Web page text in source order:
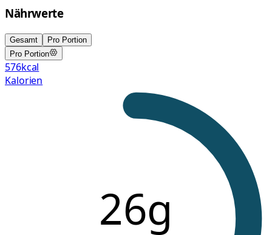
Nährwerte
Gesamt
Pro Portion
Pro Portion
576kcal
Kalorien
26g